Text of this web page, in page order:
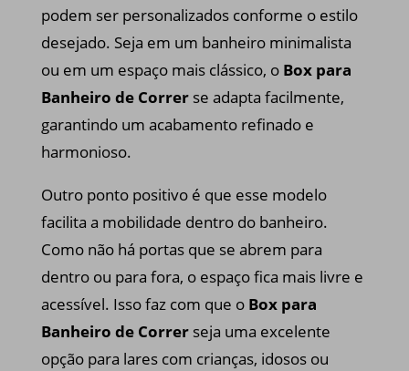
podem ser personalizados conforme o estilo
desejado. Seja em um banheiro minimalista
ou em um espaço mais clássico, o Box para
Banheiro de Correrse adapta facilmente,
garantindo um acabamento refinado e
harmonioso.
Outro ponto positivo é que esse modelo
facilita a mobilidade dentro do banheiro.
Como não há portas que se abrem para
dentro ou para fora, o espaço fica mais livre e
acessível. Isso faz com que o Box para
Banheiro de Correrseja uma excelente
opção para lares com crianças, idosos ou